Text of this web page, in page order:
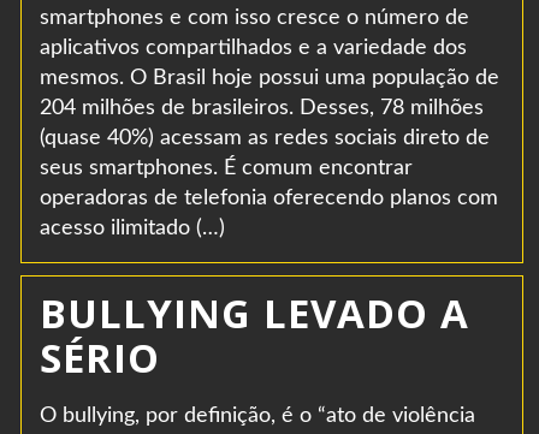
smartphones e com isso cresce o número de
aplicativos compartilhados e a variedade dos
mesmos. O Brasil hoje possui uma população de
204 milhões de brasileiros. Desses, 78 milhões
(quase 40%) acessam as redes sociais direto de
seus smartphones. É comum encontrar
operadoras de telefonia oferecendo planos com
acesso ilimitado (…)
BULLYING LEVADO A
SÉRIO
O bullying, por definição, é o “ato de violência